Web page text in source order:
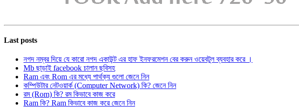
Last posts
নগদ নম্বর দিয়ে যে কারো নগদ একাউন্ট এর হাফ ইনফরমেশন বের করুন ওয়েবটুল ব্যবহার করে ।
Mb ছাড়াই facebook চালান ছবিসহ
Ram এবং Rom এর মধ্যে পার্থক্য গুলো জেনে নিন
কম্পিউটার নেটওয়ার্ক (Computer Network) কি? জেনে নিন
রম (Rom) কি? রম কিভাবে কাজ করে
Ram কি? Ram কিভাবে কাজ করে জেনে নিন